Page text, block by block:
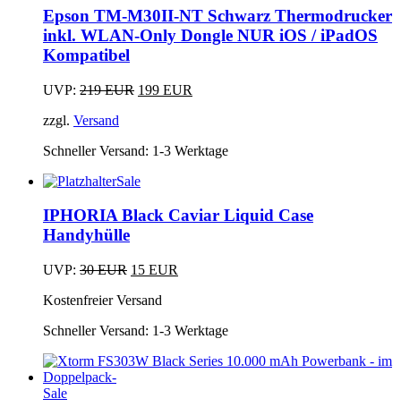
gewählt
werden
Optionen
können
auf
der
Produktseite
gewählt
werden
Epson TM-M30II-NT Schwarz Thermodrucker
inkl. WLAN-Only Dongle NUR iOS / iPadOS
Kompatibel
UVP: 219EUR Ursprünglicher
199 EUR
zzgl. Versand
Schneller Versand: 1-3 Werktage
Sale
Produkt
weist
mehrere
auf.
Die
Optionen
können
der
Produktseite
gewählt
IPHORIA Black Caviar Liquid Case
Handyhülle
UVP: 30EUR Ursprünglicher
war:
15 EUR
Produkt
mehrere
auf.
Die
Optionen
Kostenfreier Versand
Schneller Versand: 1-3 Werktage
Sale